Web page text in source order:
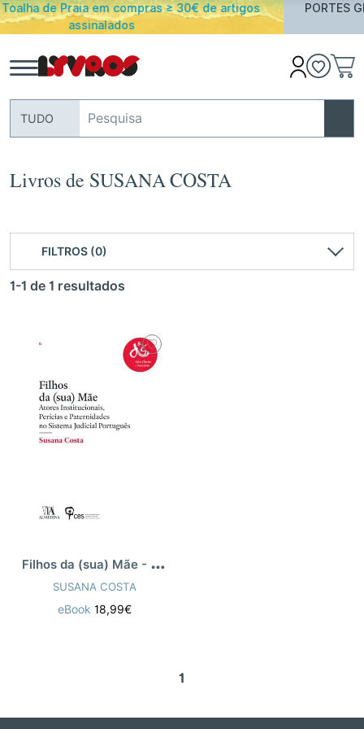
de artigos
PORTES GRATUITOS em encomendas
Portugal Continental
TUDO
Livros de SUSANA COSTA
FILTROS (0)
1-1 de 1 resultados
F
ilhos da (sua) Mãe - Atores Institucion
SUSANA COSTA
eBook18,99€
1